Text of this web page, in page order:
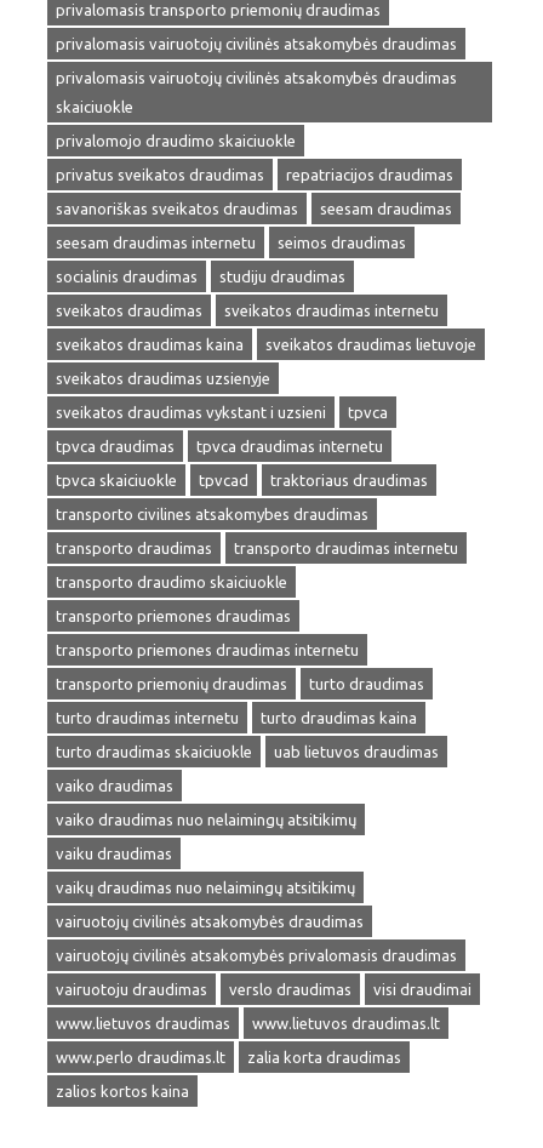
privalomasis transporto priemonių draudimas
privalomasis vairuotojų civilinės atsakomybės draudimas
privalomasis vairuotojų civilinės atsakomybės draudimas
skaiciuokle
privalomojo draudimo skaiciuokle
privatus sveikatos draudimas
repatriacijos draudimas
savanoriškas sveikatos draudimas
seesam draudimas
seesam draudimas internetu
seimos draudimas
socialinis draudimas
studiju draudimas
sveikatos draudimas
sveikatos draudimas internetu
sveikatos draudimas kaina
sveikatos draudimas lietuvoje
sveikatos draudimas uzsienyje
sveikatos draudimas vykstant i uzsieni
tpvca
tpvca draudimas
tpvca draudimas internetu
tpvca skaiciuokle
tpvcad
traktoriaus draudimas
transporto civilines atsakomybes draudimas
transporto draudimas
transporto draudimas internetu
transporto draudimo skaiciuokle
transporto priemones draudimas
transporto priemones draudimas internetu
transporto priemonių draudimas
turto draudimas
turto draudimas internetu
turto draudimas kaina
turto draudimas skaiciuokle
uab lietuvos draudimas
vaiko draudimas
vaiko draudimas nuo nelaimingų atsitikimų
vaiku draudimas
vaikų draudimas nuo nelaimingų atsitikimų
vairuotojų civilinės atsakomybės draudimas
vairuotojų civilinės atsakomybės privalomasis draudimas
vairuotoju draudimas
verslo draudimas
visi draudimai
www.lietuvos draudimas
www.lietuvos draudimas.lt
www.perlo draudimas.lt
zalia korta draudimas
zalios kortos kaina